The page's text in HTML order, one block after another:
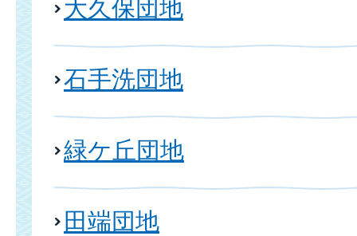
大久保団地
石手洗団地
緑ケ丘団地
田端団地